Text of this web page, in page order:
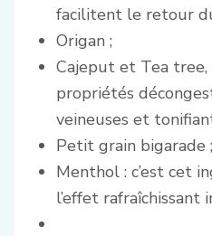
facilitent le retour
Origan ;
Cajeput et Tea
propriétés
veineuses et
Petit grain bigarade ;
Menthol : c’est cet
l’effet rafraîchissant